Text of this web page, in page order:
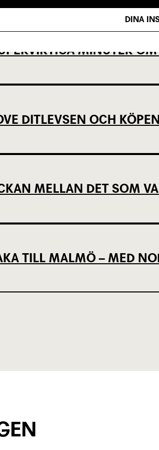
MINUTER
DITLEVSEN OCH
MELLAN DET SOM
TILL MALMÖ – MED
DINA